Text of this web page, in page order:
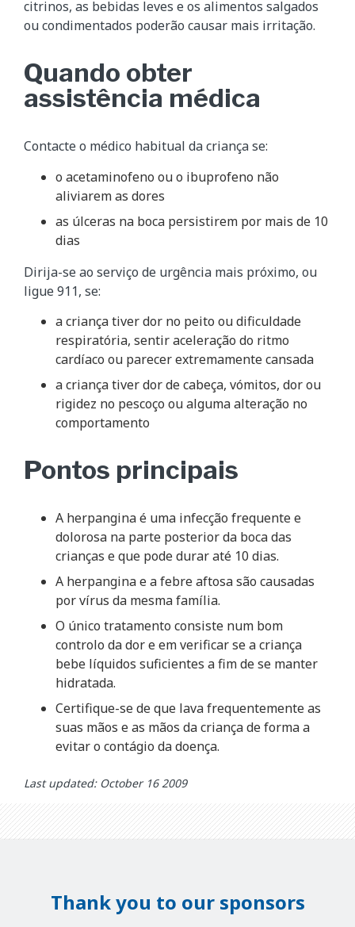
citrinos, as bebidas leves e os alimentos salgados
ou condimentados poderão causar mais irritação.
Quando obter
assistência médica
Contacte o médico habitual da criança se:
o acetaminofeno ou o ibuprofeno não
aliviarem as dores
as úlceras na boca persistirem por mais de 10
dias
Dirija-se ao serviço de urgência mais próximo, ou
ligue 911, se:
a criança tiver dor no peito ou dificuldade
respiratória, sentir aceleração do ritmo
cardíaco ou parecer extremamente cansada
a criança tiver dor de cabeça, vómitos, dor ou
rigidez no pescoço ou alguma alteração no
comportamento
Pontos principais
A herpangina é uma infecção frequente e
dolorosa na parte posterior da boca das
crianças e que pode durar até 10 dias.
A herpangina e a febre aftosa são causadas
por vírus da mesma família.
O único tratamento consiste num bom
controlo da dor e em verificar se a criança
bebe líquidos suficientes a fim de se manter
hidratada.
Certifique-se de que lava frequentemente as
suas mãos e as mãos da criança de forma a
evitar o contágio da doença.
Last updated: October 16 2009
Thank you to our sponsors